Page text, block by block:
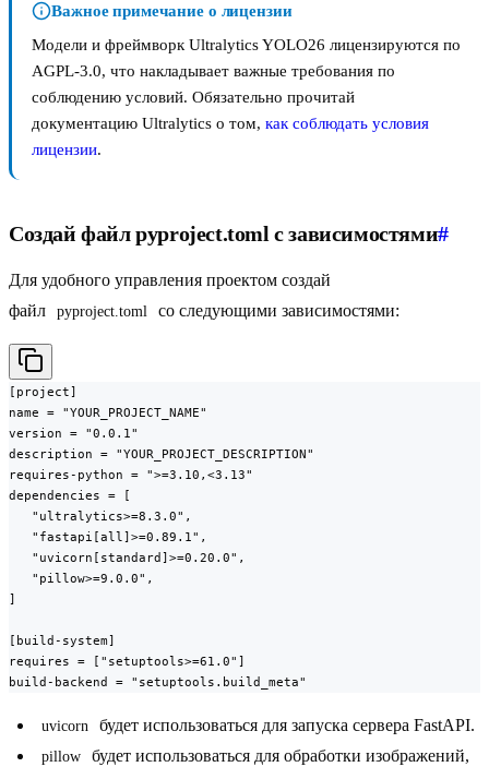
Важное примечание о лицензии
Модели и фреймворк Ultralytics YOLO26 лицензируются по
AGPL-3.0, что накладывает важные требования по
соблюдению условий. Обязательно прочитай
документацию Ultralytics о том, как соблюдать условия
лицензии.
Создай файл pyproject.toml с зависимостями#
Для удобного управления проектом создай
файл
pyproject.toml со следующими зависимостями:
[project]
name = "YOUR_PROJECT_NAME"
version = "0.0.1"
description = "YOUR_PROJECT_DESCRIPTION"
requires-python = ">=3.10,<3.13"
dependencies = [
   "ultralytics>=8.3.0",
   "fastapi[all]>=0.89.1",
   "uvicorn[standard]>=0.20.0",
   "pillow>=9.0.0",
]
[build-system]
requires = ["setuptools>=61.0"]
build-backend = "setuptools.build_meta"
uvicorn будет использоваться для запуска сервера FastAPI.
pillow
будет использоваться для обработки изображений,